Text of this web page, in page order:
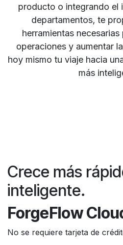
producto o integrando el
departamentos, te
herramientas
operaciones y aumentar
hoy mismo tu viaje hacia
más
Crece más
inteligente.​
ForgeFlow
No se requiere tarjeta de